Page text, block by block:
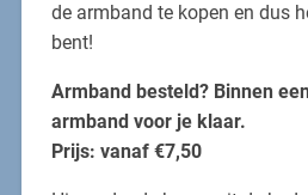
de armband te kopen en dus
bent!
Armband besteld? Binnen
armband voor je klaar.
Prijs: vanaf €7,50